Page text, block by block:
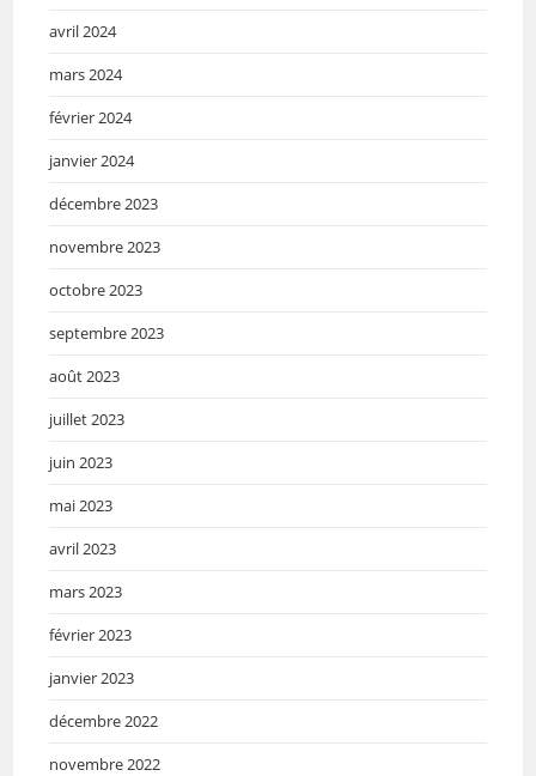
avril 2024
mars 2024
février 2024
janvier 2024
décembre 2023
novembre 2023
octobre 2023
septembre 2023
août 2023
juillet 2023
juin 2023
mai 2023
avril 2023
mars 2023
février 2023
janvier 2023
décembre 2022
novembre 2022